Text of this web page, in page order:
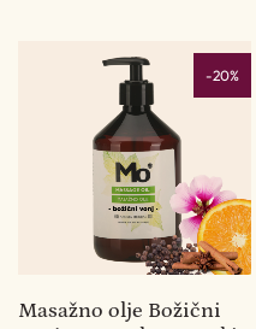
-20%
Masažno olje Božični